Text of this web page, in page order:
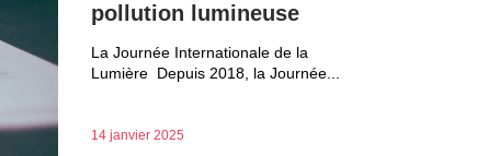
pollution lumineuse
La Journée Internationale de la
Lumière Depuis 2018, la Journée...
14 janvier 2025